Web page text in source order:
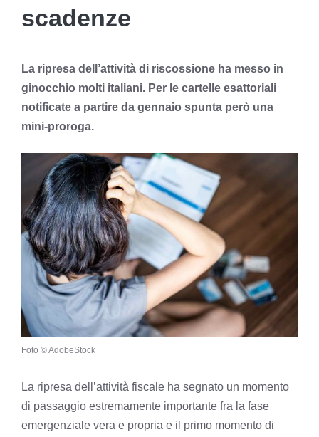
scadenze
La ripresa dell’attività di riscossione ha messo in
ginocchio molti italiani. Per le cartelle esattoriali
notificate a partire da gennaio spunta però una
mini-proroga.
Foto © AdobeStock
La ripresa dell’attività fiscale ha segnato un momento
di passaggio estremamente importante fra la fase
emergenziale vera e propria e il primo momento di